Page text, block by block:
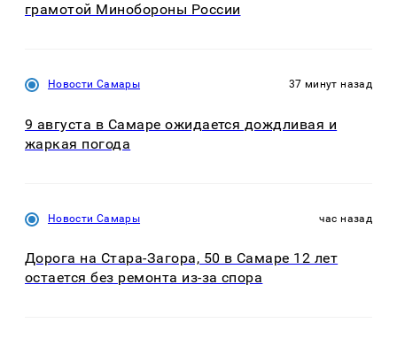
грамотой Минобороны России
Новости Самары 37 минут назад
9 августа в Самаре ожидается дождливая и
жаркая погода
Новости Самары час назад
Дорога на Стара-Загора, 50 в Самаре 12 лет
остается без ремонта из-за спора